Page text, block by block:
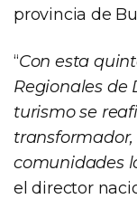
provincia de
“Con esta
Regionales de
turismo se
comunidades
el director